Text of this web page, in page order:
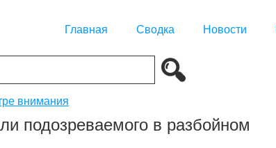
Главная Сводка Новости
внимания
подозреваемого в разбойном